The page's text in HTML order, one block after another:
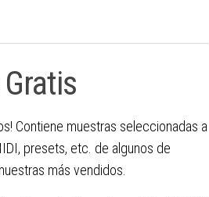
Contiene muestras seleccionadas a
presets, etc. de algunos de
más vendidos.